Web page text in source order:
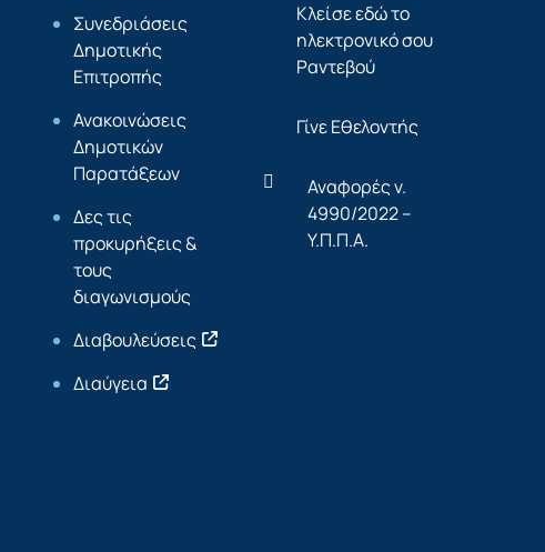
Συνεδριάσεις
Δημοτικής
Επιτροπής
Ανακοινώσεις
Δημοτικών
Παρατάξεων
Δες τις
προκυρήξεις &
τους
διαγωνισμούς
Διαβουλεύσεις
Διαύγεια
Κλείσε εδώ το
ηλεκτρονικό σου
Ραντεβού
Γίνε Εθελοντής
Αναφορές ν.
4990/2022 –
Υ.Π.Π.Α.